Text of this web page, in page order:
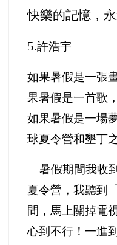
快樂的記憶，
5.許浩宇
如果暑假是一張
果暑假是一首歌
如果暑假是一場
球夏令營和墾丁
暑假期間我收
夏令營，我聽到
間，馬上關掉電
心到不行！ 一進